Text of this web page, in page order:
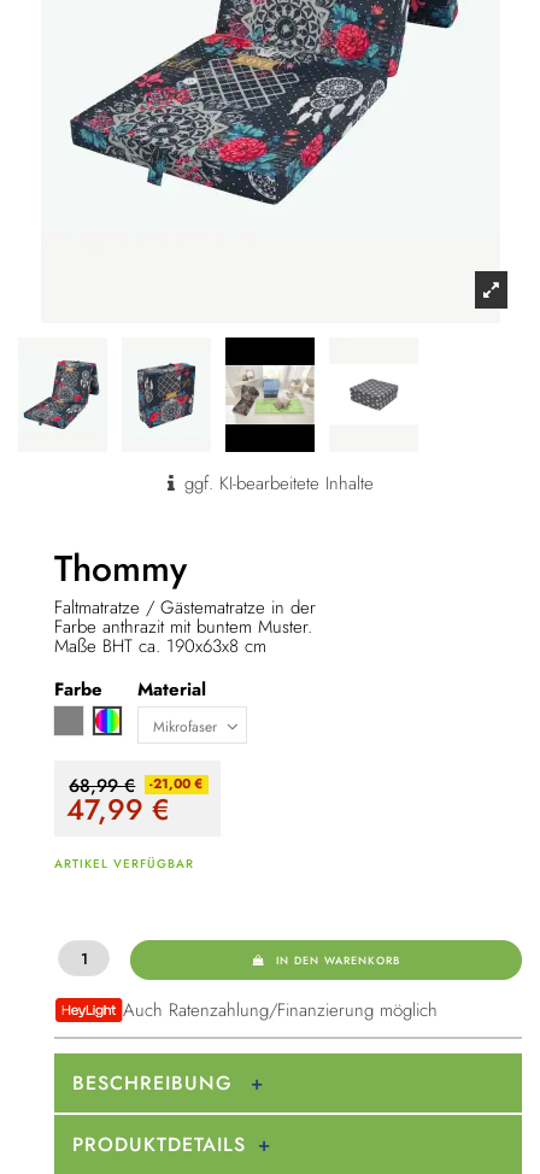
ggf. KI-bearbeitete Inhalte
Thommy
Faltmatratze / Gästematratze in der
Farbe anthrazit mit buntem Muster.
Maße BHT ca. 190x63x8 cm
Farbe
GrauMehrfarbig
Material
68,99 € -21,00 €
47,99€
ARTIKEL VERFÜGBAR
IN DEN WARENKORB
Auch Ratenzahlung/Finanzierung möglich
BESCHREIBUNG
PRODUKTDETAILS